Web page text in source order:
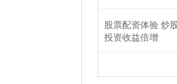
股票配资体验 炒
投资收益倍增